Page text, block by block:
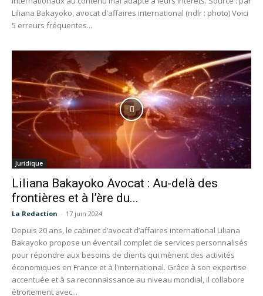
Liliana Bakayoko, avocat d'affaires international (ndlr : photo) Voici
5 erreurs fréquentes...
Juridique
Liliana Bakayoko Avocat : Au-delà des
frontières et à l’ère du...
La Redaction - 17 juin 2024
Depuis 20 ans, le cabinet d’avocat d’affaires international Liliana
Bakayoko propose un éventail complet de services personnalisés
pour répondre aux besoins de clients qui mènent des activités
économiques en France et à l'international. Grâce à son expertise
accentuée et à sa reconnaissance au niveau mondial, il collabore
étroitement avec...